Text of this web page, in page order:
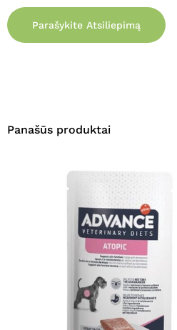
Parašykite Atsiliepimą
Panašūs produktai